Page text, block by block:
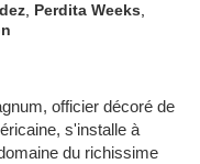
Perdita Weeks
officier décoré de
s'installe à
du richissime